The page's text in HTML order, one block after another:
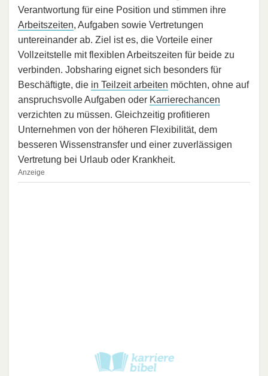
Verantwortung für eine Position und stimmen ihre
Arbeitszeiten, Aufgaben sowie Vertretungen
untereinander ab. Ziel ist es, die Vorteile einer
Vollzeitstelle mit flexiblen Arbeitszeiten für beide zu
verbinden. Jobsharing eignet sich besonders für
Beschäftigte, die in Teilzeit arbeiten möchten, ohne auf
anspruchsvolle Aufgaben oder Karrierechancen
verzichten zu müssen. Gleichzeitig profitieren
Unternehmen von der höheren Flexibilität, dem
besseren Wissenstransfer und einer zuverlässigen
Vertretung bei Urlaub oder Krankheit.
Anzeige